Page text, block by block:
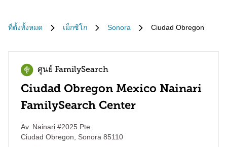
ที่ตั้งทั้งหมด เม็กซิโก Sonora Ciudad Obregon
ศูนย์ FamilySearch
Ciudad Obregon Mexico Nainari
FamilySearch Center
Av. Nainari #2025 Pte.
Ciudad Obregon
Sonora 85110